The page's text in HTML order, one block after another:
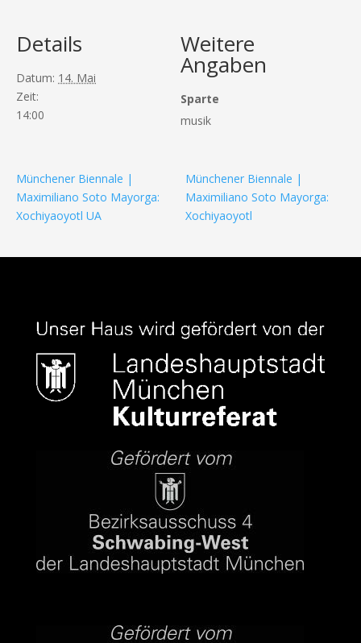
Details
Datum: 14. Mai
Zeit:
14:00
Weitere
Angaben
Sparte
musik
Münchener Biennale |
Maximiliano Soto Mayorga:
Xochiyaoyotl UA
Münchener Biennale |
Maximiliano Soto Mayorga:
Xochiyaoyotl